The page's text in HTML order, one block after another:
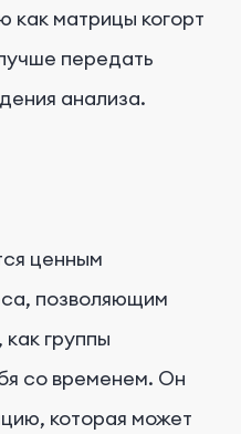
​​как матрицы когорт
передать
анализа.
ценным
позволяющим
группы
со временем. Он
которая может